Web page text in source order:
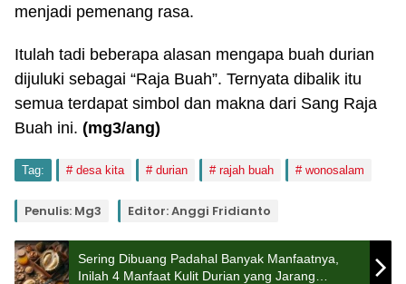
menjadi pemenang rasa.
Itulah tadi beberapa alasan mengapa buah durian
dijuluki sebagai “Raja Buah”. Ternyata dibalik itu
semua terdapat simbol dan makna dari Sang Raja
Buah ini. (mg3/ang)
Tag: desa kita durian rajah buah wonosalam
Penulis: Mg3 Editor: Anggi Fridianto
Sering Dibuang Padahal Banyak Manfaatnya,
Inilah 4 Manfaat Kulit Durian yang Jarang